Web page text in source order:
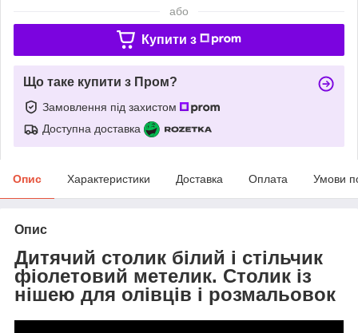
або
Купити з
Що таке купити з Пром?
Замовлення під захистом
Доступна доставка
Опис Характеристики Доставка Оплата Умови
Опис
Дитячий столик білий і стільчик
фіолетовий метелик. Столик із
нішею для олівців і розмальовок